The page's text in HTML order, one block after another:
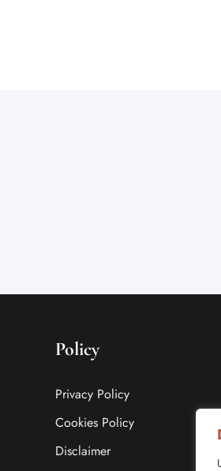
Policy
Privacy Policy
Cookies Policy
Disclaimer